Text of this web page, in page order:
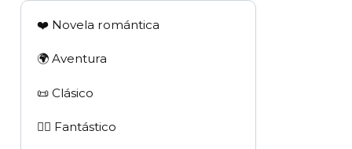
❤️ Novela romántica
🌍 Aventura
📜 Clásico
🧙‍♂️ Fantástico